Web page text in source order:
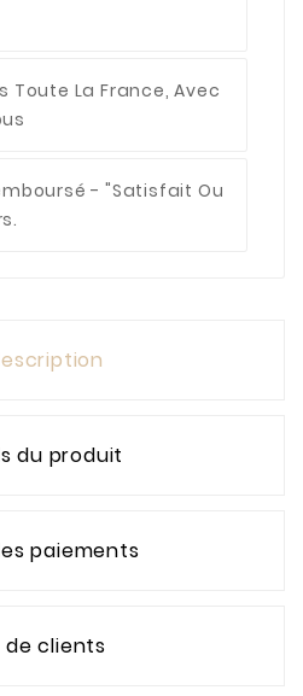
Toute La France, Avec
- "Satisfait Ou
du produit
paiements
de clients